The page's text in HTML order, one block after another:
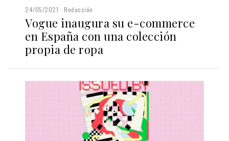
24/05/2021 Redacción
Vogue inaugura su e-commerce
en España con una colección
propia de ropa